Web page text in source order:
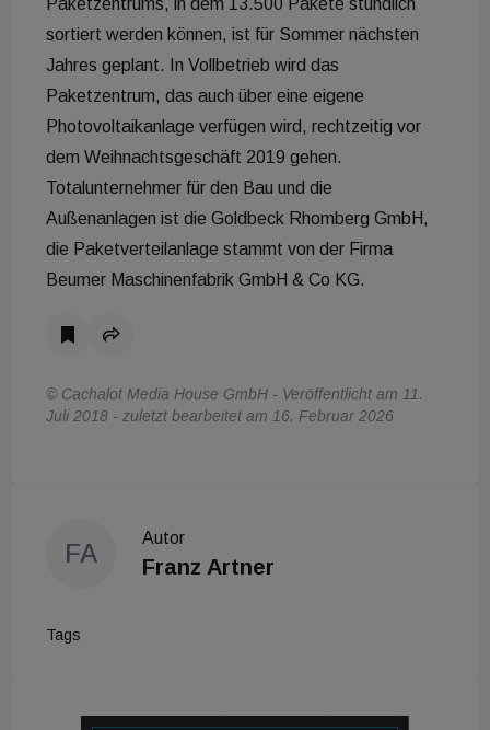
sortiert werden können, ist für Sommer nächsten
Jahres geplant. In Vollbetrieb wird das
Paketzentrum, das auch über eine eigene
Photovoltaikanlage verfügen wird, rechtzeitig vor
dem Weihnachtsgeschäft 2019 gehen.
Totalunternehmer für den Bau und die
Außenanlagen ist die Goldbeck Rhomberg GmbH,
die Paketverteilanlage stammt von der Firma
Beumer Maschinenfabrik GmbH & Co KG.
© Cachalot Media House GmbH - Veröffentlicht am 11.
Juli 2018 - zuletzt bearbeitet am 16. Februar 2026
FA
Autor
Franz Artner
Tags